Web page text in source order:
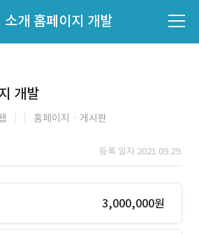
소개 홈페이지 개발
개발
홈페이지ㆍ게시판
등록 일자 2021.09.29.
3,000,000원